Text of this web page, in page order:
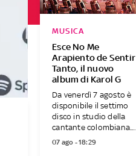
Esce No Me
Arapiento de Sentir
Tanto, il nuovo
album di Karol G
MUSICA
Da venerdì 7 agosto è
disponibile il settimo
disco in studio della
cantante colombiana....
07 ago - 18:29